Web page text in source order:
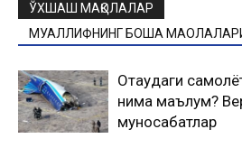
ЎХШАШ МАҚОЛАЛАР
МУАЛЛИФНИНГ БОШҚА
Оқтаудаги
нима маълум?
муносабатлар